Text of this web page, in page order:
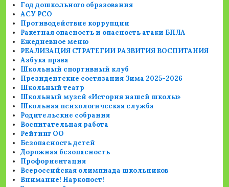
Год дошкольного образования
АСУ РСО
Противодействие коррупции
Ракетная опасность и опасность атаки БПЛА
Ежедневное меню
РЕАЛИЗАЦИЯ СТРАТЕГИИ РАЗВИТИЯ ВОСПИТАНИЯ
Азбука права
Школьный спортивный клуб
Президентские состязания Зима 2025-2026
Школьный театр
Школьный музей «История нашей школы»
Школьная психологическая служба
Родительские собрания
Воспитательная работа
Рейтинг ОО
Безопасность детей
Дорожная безопасность
Профориентация
Всероссийская олимпиада школьников
Внимание! Наркопост!